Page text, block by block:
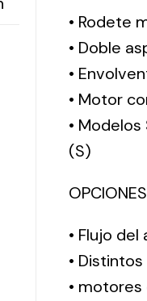
• Rodete
• Doble
•
• Motor
•
(S)
• Flujo
•
•